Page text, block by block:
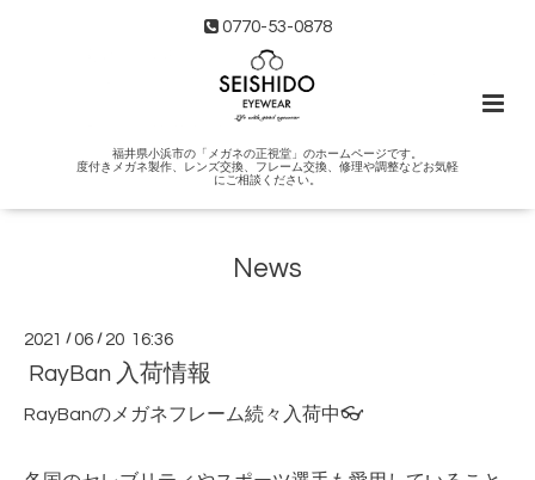
0770-53-0878
福井県小浜市の「メガネの正視堂」のホームページです。
度付きメガネ製作、レンズ交換、フレーム交換、修理や調整などお気軽
にご相談ください。
News
2021 /06 / 20 16:36
RayBan 入荷情報
RayBanのメガネフレーム続々入荷中👓